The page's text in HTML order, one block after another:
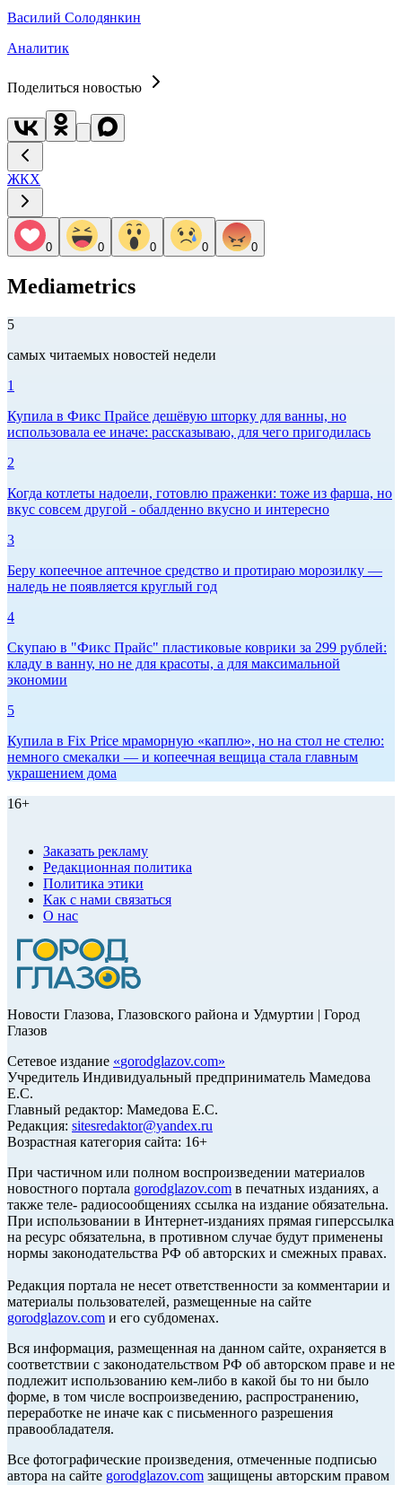
Василий Солодянкин
Аналитик
Поделиться новостью
ЖКХ
0 0 0 0 0
Mediametrics
5
самых читаемых новостей недели
1
Купила в Фикс Прайсе дешёвую шторку для ванны, но
использовала ее иначе: рассказываю, для чего пригодилась
2
Когда котлеты надоели, готовлю праженки: тоже из фарша, но
вкус совсем другой - обалденно вкусно и интересно
3
Беру копеечное аптечное средство и протираю морозилку —
наледь не появляется круглый год
4
Скупаю в "Фикс Прайс" пластиковые коврики за 299 рублей:
кладу в ванну, но не для красоты, а для максимальной
экономии
5
Купила в Fix Price мраморную «каплю», но на стол не стелю:
немного смекалки — и копеечная вещица стала главным
украшением дома
16+
Заказать рекламу
Редакционная политика
Политика этики
Как с нами связаться
О нас
Новости Глазова, Глазовского района и Удмуртии | Город
Глазов
Сетевое издание «gorodglazov.com»
Учредитель Индивидуальный предприниматель Мамедова
Е.С.
Главный редактор: Мамедова Е.С.
Редакция: sitesredaktor@yandex.ru
Возрастная категория сайта: 16+
При частичном или полном воспроизведении материалов
новостного портала gorodglazov.com в печатных изданиях, а
также теле- радиосообщениях ссылка на издание обязательна.
При использовании в Интернет-изданиях прямая гиперссылка
на ресурс обязательна, в противном случае будут применены
нормы законодательства РФ об авторских и смежных правах.
Редакция портала не несет ответственности за комментарии и
материалы пользователей, размещенные на сайте
gorodglazov.com и его субдоменах.
Вся информация, размещенная на данном сайте, охраняется в
соответствии с законодательством РФ об авторском праве и не
подлежит использованию кем-либо в какой бы то ни было
форме, в том числе воспроизведению, распространению,
переработке не иначе как с письменного разрешения
правообладателя.
Все фотографические произведения, отмеченные подписью
автора на сайте gorodglazov.com защищены авторским правом